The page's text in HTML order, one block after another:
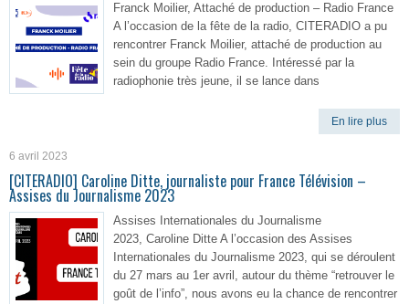
Franck Moilier, Attaché de production – Radio France
A l’occasion de la fête de la radio, CITERADIO a pu
rencontrer Franck Moilier, attaché de production au
sein du groupe Radio France. Intéressé par la
radiophonie très jeune, il se lance dans
En lire plus
6 avril 2023
[CITERADIO] Caroline Ditte, journaliste pour France Télévision –
Assises du Journalisme 2023
Assises Internationales du Journalisme
2023, Caroline Ditte A l’occasion des Assises
Internationales du Journalisme 2023, qui se déroulent
du 27 mars au 1er avril, autour du thème “retrouver le
goût de l’info”, nous avons eu la chance de rencontrer